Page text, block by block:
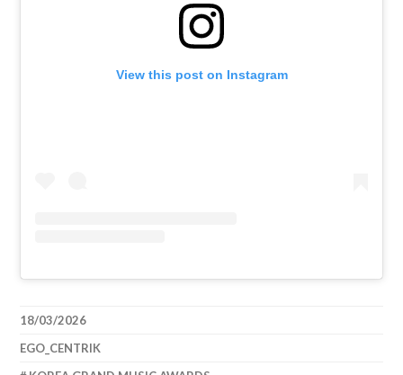
View this post on Instagram
18/03/2026
EGO_CENTRIK